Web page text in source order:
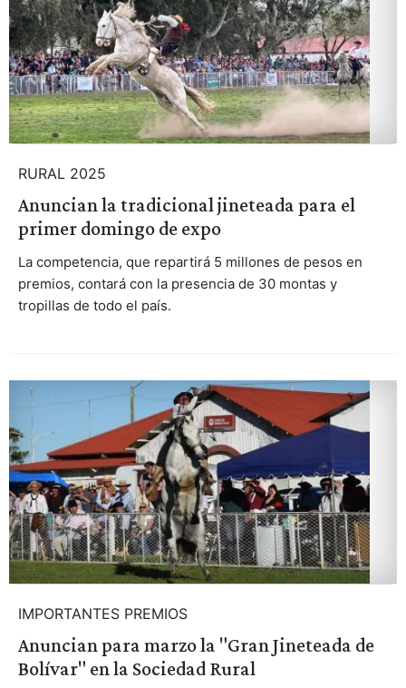
RURAL 2025
Anuncian la tradicional jineteada para el
primer domingo de expo
La competencia, que repartirá 5 millones de pesos en
premios, contará con la presencia de 30 montas y
tropillas de todo el país.
IMPORTANTES PREMIOS
Anuncian para marzo la "Gran Jineteada de
Bolívar" en la Sociedad Rural